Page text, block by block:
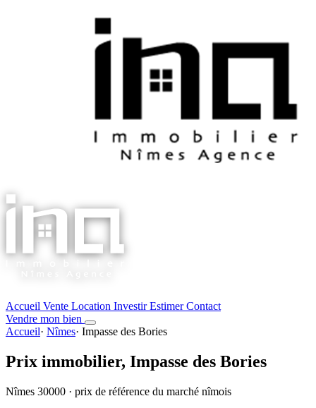
Accueil Vente Location InvestirEstimerContact
Vendre mon bien
Accueil· Nîmes· Impasse des Bories
Prix immobilier, Impasse des Bories
Nîmes 30000 · prix de référence du marché nîmois